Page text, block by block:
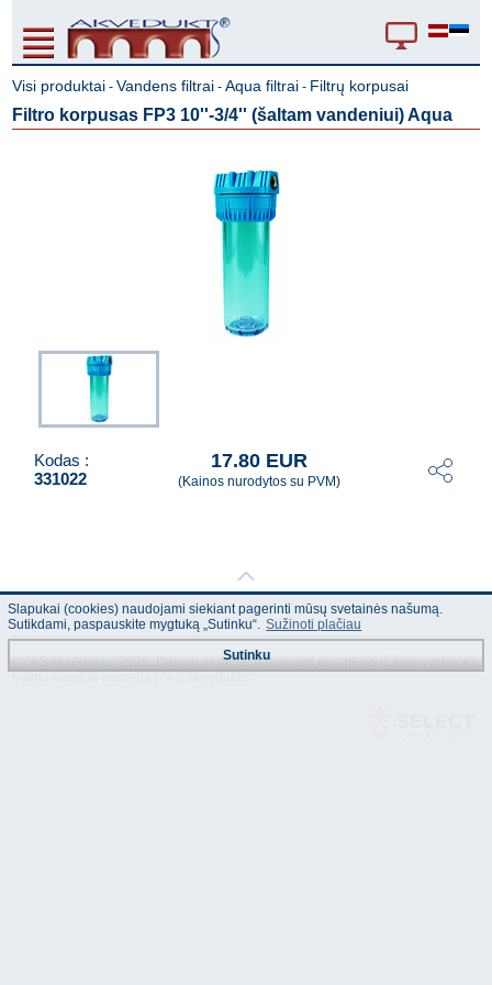
Visi produktai -Vandens filtrai -Aqua filtrai - Filtrų korpusai
Filtro korpusas FP3 10''-3/4'' (šaltam vandeniui) Aqua
Kodas :
331022
17.80 EUR
(Kainos nurodytos su PVM)
© "AS Akvedukts" 2026. Dalinai ar pilnai naudojant duomenis iš šios svetainės
Slapukai (cookies) naudojami siekiant pagerinti mūsų svetainės našumą.
Sutikdami, paspauskite mygtuką „Sutinku“. Sužinoti plačiau
Sutinku